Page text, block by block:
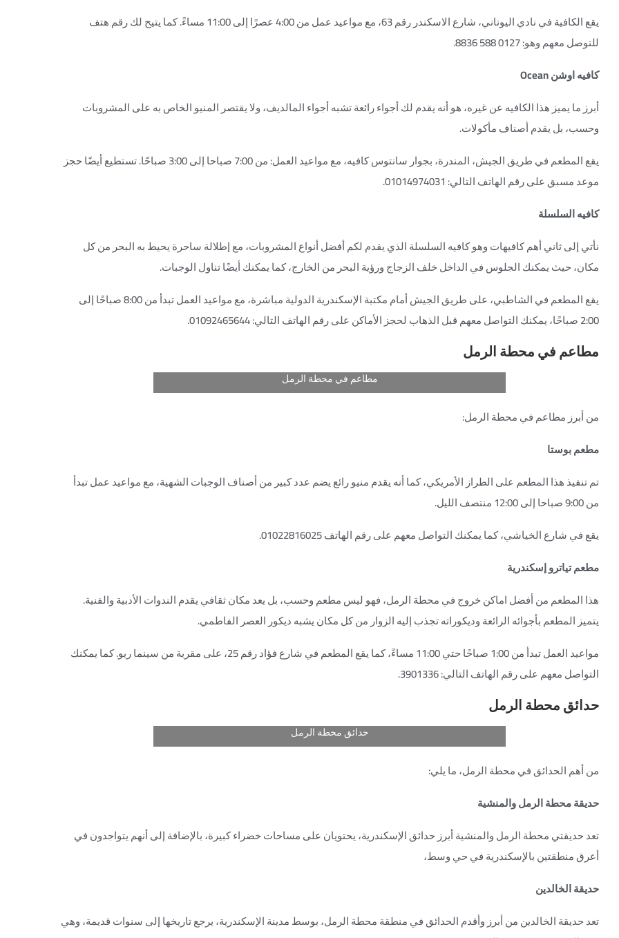
يقع الكافية في نادي اليوناني، شارع الاسكندر رقم 63، مع مواعيد عمل من 4:00 عصرًا إلى 11:00 مساءً. كما يتيح لك رقم هتف
للتوصل معهم وهو: 0127 588 8836.
كافيه اوشن Ocean
أبرز ما يميز هذا الكافيه عن غيره، هو أنه يقدم لك أجواء رائعة تشبه أجواء المالديف، ولا يقتصر المنيو الخاص به على المشروبات
وحسب، بل يقدم أصناف مأكولات.
يقع المطعم في طريق الجيش، المندرة، بجوار سانتوس كافيه، مع مواعيد العمل: من 7:00 صباحا إلى 3:00 صباحًا. تستطيع أيضًا حجز
موعد مسبق على رقم الهاتف التالي: 01014974031.
كافيه السلسلة
نأتي إلى ثاني أهم كافيهات وهو كافيه السلسلة الذي يقدم لكم أفضل أنواع المشروبات، مع إطلالة ساحرة يحيط به البحر من كل
مكان، حيث يمكنك الجلوس في الداخل خلف الزجاج ورؤية البحر من الخارج، كما يمكنك أيضًا تناول الوجبات.
يقع المطعم في الشاطبي، على طريق الجيش أمام مكتبة الإسكندرية الدولية مباشرة، مع مواعيد العمل تبدأ من 8:00 صباحًا إلى
2:00 صباحًا، يمكنك التواصل معهم قبل الذهاب لحجز الأماكن على رقم الهاتف التالي: 01092465644.
مطاعم في محطة الرمل
مطاعم في محطة الرمل
من أبرز مطاعم في محطة الرمل:
مطعم بوستا
تم تنفيذ هذا المطعم على الطراز الأمريكي، كما أنه يقدم منيو رائع يضم عدد كبير من أصناف الوجبات الشهية، مع مواعيد عمل تبدأ
من 9:00 صباحا إلى 12:00 منتصف الليل.
يقع في شارع الخياشي، كما يمكنك التواصل معهم على رقم الهاتف 01022816025.
مطعم تياترو إسكندرية
هذا المطعم من أفضل اماكن خروج في محطة الرمل، فهو ليس مطعم وحسب، بل يعد مكان ثقافي يقدم الندوات الأدبية والفنية.
يتميز المطعم بأجوائه الرائعة وديكوراته تجذب إليه الزوار من كل مكان يشبه ديكور العصر الفاطمي.
مواعيد العمل تبدأ من 1:00 صباحًا حتي 11:00 مساءً، كما يقع المطعم في شارع فؤاد رقم 25، على مقربة من سينما ريو. كما يمكنك
التواصل معهم على رقم الهاتف التالي: 3901336.
حدائق محطة الرمل
حدائق محطة الرمل
من أهم الحدائق في محطة الرمل، ما يلي:
حديقة محطة الرمل والمنشية
تعد حديقتي محطة الرمل والمنشية أبرز حدائق الإسكندرية، يحتويان على مساحات خضراء كبيرة، بالإضافة إلى أنهم يتواجدون في
أعرق منطقتين بالإسكندرية في حي وسط،
حديقة الخالدين
تعد حديقة الخالدين من أبرز وأقدم الحدائق في منطقة محطة الرمل، بوسط مدينة الإسكندرية، يرجع تاريخها إلى سنوات قديمة، وهي